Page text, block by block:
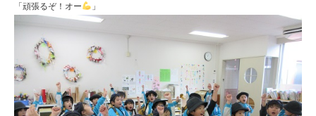
「頑張るぞ！オー
」